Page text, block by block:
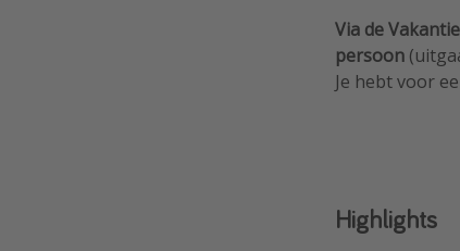
Via de
persoon
Je hebt voor
Highlights